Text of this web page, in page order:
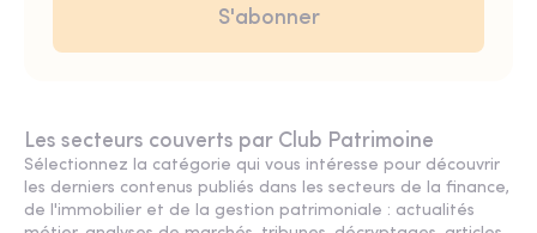
Les secteurs couverts par Club Patrimoine
Sélectionnez la catégorie qui vous intéresse pour découvrir
les derniers contenus publiés dans les secteurs de la finance,
de l'immobilier et de la gestion patrimoniale : actualités